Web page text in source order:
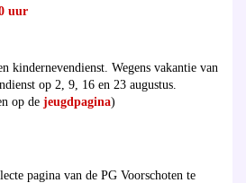
uur
kindernevendienst. Wegens vakantie van
op 2, 9, 16 en 23 augustus.
op de jeugdpagina)
pagina van de PG Voorschoten te